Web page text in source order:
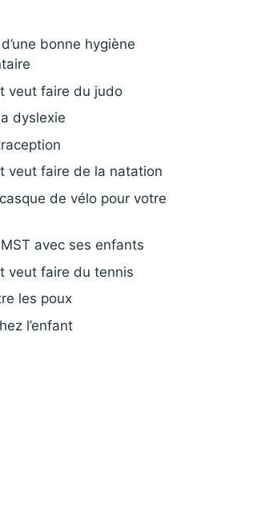
bonne hygiène
veut faire du judo
dyslexie
veut faire de la natation
de vélo pour votre
avec ses enfants
veut faire du tennis
les poux
l’enfant